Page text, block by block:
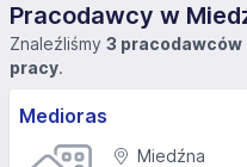
Pracodawcy w
Znaleźliśmy 3 pracodawców
pracy.
Medioras
Miedźna